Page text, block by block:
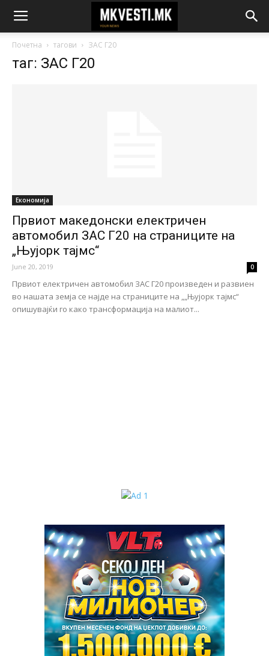
Почетна тагови ЗАС Г20
таг: ЗАС Г20
Економија
Првиот македонски електричен
автомобил ЗАС Г20 на страниците на
„Њујорк тајмс“
June 20, 2019 0
Првиот електричен автомобил ЗАС Г20 произведен и развиен
во нашата земја се најде на страниците на „„Њујорк тајмс“
опишувајќи го како трансформација на малиот...